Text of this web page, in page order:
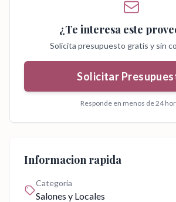
¿Te interesa este
Solicita presupuesto gratis y sin
Solicitar
Responde en menos de 24
Informacion rapida
Categoria
Salones y Locales